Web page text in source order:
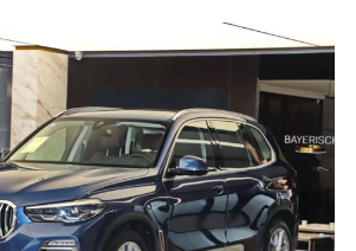
离不开老对手奔驰GLE和奥迪
款车型当中人气最高和销量最好的